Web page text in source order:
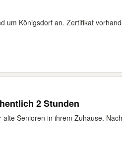
um Königsdorf an. Zertifikat
2 Stunden
Senioren in ihrem Zuhause.